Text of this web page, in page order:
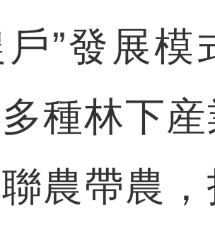
”發展模
種林下
農帶農